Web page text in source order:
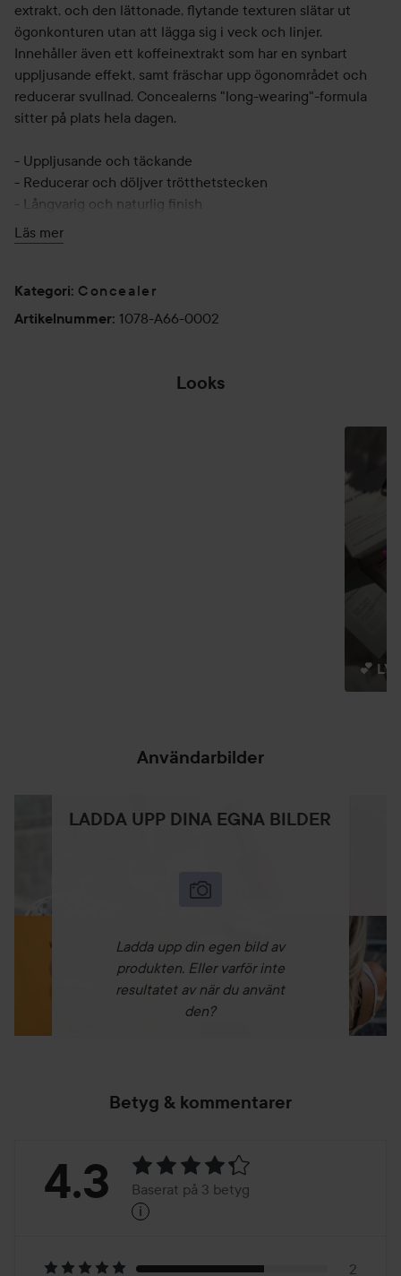
extrakt, och den lättonade, flytande texturen slätar ut
ögonkonturen utan att lägga sig i veck och linjer.
Innehåller även ett koffeinextrakt som har en synbart
uppljusande effekt, samt fräschar upp ögonområdet och
reducerar svullnad. Concealerns "long-wearing"-formula
sitter på plats hela dagen.
- Uppljusande och täckande
- Reducerar och döljver trötthetstecken
- Långvarig och naturlig finish
Användning:
concealer – med fingertopparna, en makeupborste eller en
makeupsvamp – och tona omedelbart så formulan smälter
Läs mer
Kategori: Concealer
Artikelnummer: 1078-A66-0002
Looks
💕
Användarbilder
LADDA UPP DINA EGNA BILDER
Ladda upp din egen bild av
produkten. Eller varför inte
resultatet av när du använt
den?
Betyg & kommentarer
Betyg:
Baserat
4.3 Baserat på 3 betyg
i
2